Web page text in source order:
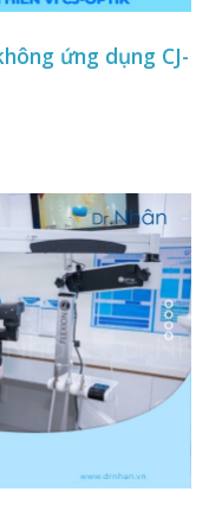
ứng dụng CJ-